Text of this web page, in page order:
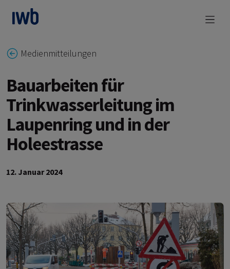
zum Main Content
Medienmitteilungen
Bauarbeiten für
Trinkwasserleitung im
Laupenring und in der
Holeestrasse
12. Januar 2024